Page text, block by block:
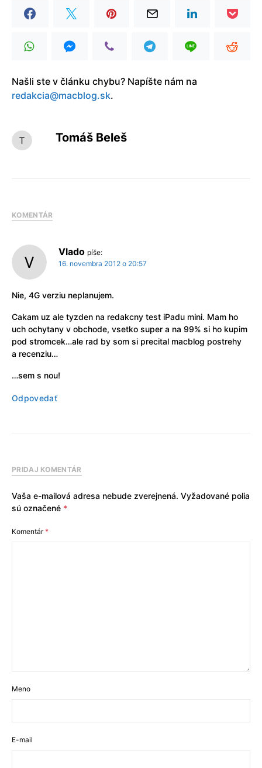
Našli ste v článku chybu? Napíšte nám na
redakcia@macblog.sk.
Tomáš Beleš
KOMENTÁR
Vlado píše:
16. novembra 2012 o 20:57
Nie, 4G verziu neplanujem.
Cakam uz ale tyzden na redakcny test iPadu mini. Mam ho
uch ochytany v obchode, vsetko super a na 99% si ho kupim
pod stromcek…ale rad by som si precital macblog postrehy
a recenziu…
…sem s nou!
Odpovedať
PRIDAJ KOMENTÁR
Vaša e-mailová adresa nebude zverejnená. Vyžadované polia
sú označené *
Komentár*
Meno
E-mail